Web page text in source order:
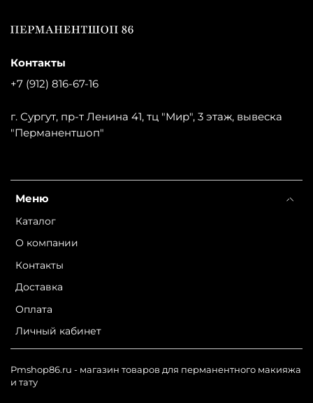
Меню
Каталог
О компании
Контакты
Доставка
Оплата
Личный кабинет
Контакты
+7 (912) 816-67-16
г. Сургут, пр-т Ленина 41, тц "Мир", 3 этаж, вывеска
"Перманентшоп"
Pmshop86.ru - магазин товаров для перманентного макияжа
и тату